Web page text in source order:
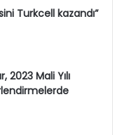
Turkcell kazandı”
Mali Yılı